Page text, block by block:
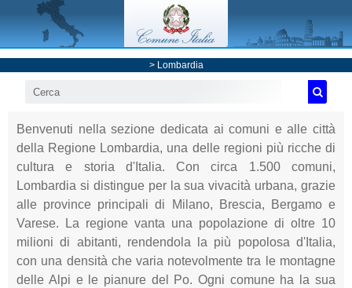
> Lombardia
Benvenuti nella sezione dedicata ai comuni e alle città
della Regione Lombardia, una delle regioni più ricche di
cultura e storia d'Italia. Con circa 1.500 comuni,
Lombardia si distingue per la sua vivacità urbana, grazie
alle province principali di Milano, Brescia, Bergamo e
Varese. La regione vanta una popolazione di oltre 10
milioni di abitanti, rendendola la più popolosa d'Italia,
con una densità che varia notevolmente tra le montagne
delle Alpi e le pianure del Po. Ogni comune ha la sua